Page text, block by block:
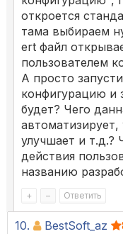
откроется
тама выбираем
ert файл
пользователем
А просто
конфигурацию и
будет? Чего
автоматизирует,
улучшает и т.д.?
действия
названию
+ – Ответить
10. BestSoft_az